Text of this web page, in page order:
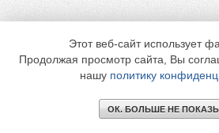
Этот веб-сайт использует
Продолжая просмотр сайта, Вы
нашу политику
ОК. БОЛЬШЕ НЕ